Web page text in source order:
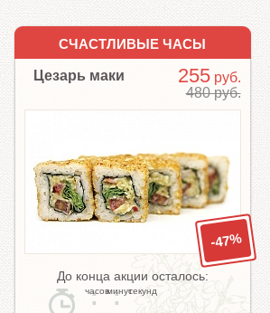
СЧАСТЛИВЫЕ ЧАСЫ
255руб.
480 руб.
Цезарь маки
-47%
До конца акции осталось:
: :